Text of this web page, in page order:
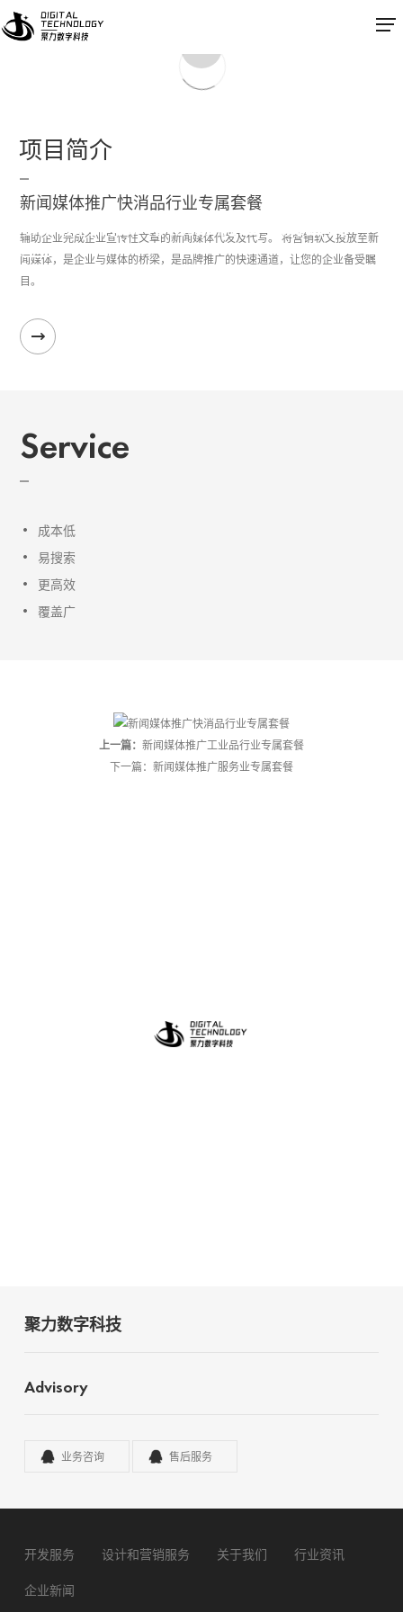
新闻媒体推广快消品行业专属套餐
项目简介
新闻媒体推广快消品行业专属套餐
辅助企业完成企业宣传性文章的新闻媒体代发及代写。 将营销软文投放至新
闻媒体，是企业与媒体的桥梁，是品牌推广的快速通道，让您的企业备受瞩
目。
Service
成本低
易搜索
更高效
覆盖广
上一篇： 新闻媒体推广工业品行业专属套餐
下一篇： 新闻媒体推广服务业专属套餐
聚力数字科技
Advisory
业务咨询 售后服务
开发服务 设计和营销服务 关于我们
行业资讯
企业新闻